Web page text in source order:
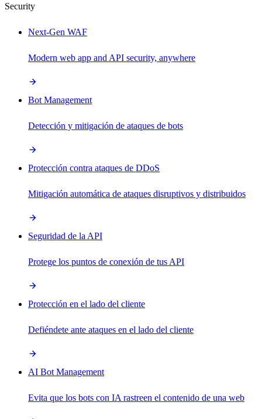
Security
Next-Gen WAF
Modern web app and API security, anywhere
Bot Management
Detección y mitigación de ataques de bots
Protección contra ataques de DDoS
Mitigación automática de ataques disruptivos y distribuidos
Seguridad de la API
Protege los puntos de conexión de tus API
Protección en el lado del cliente
Defiéndete ante ataques en el lado del cliente
AI Bot Management
Evita que los bots con IA rastreen el contenido de una web